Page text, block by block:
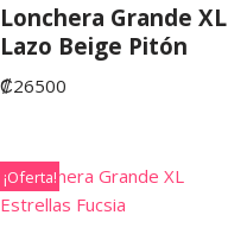
Lonchera Grande XL
Lazo Beige Pitón
₡26500
¡Oferta!